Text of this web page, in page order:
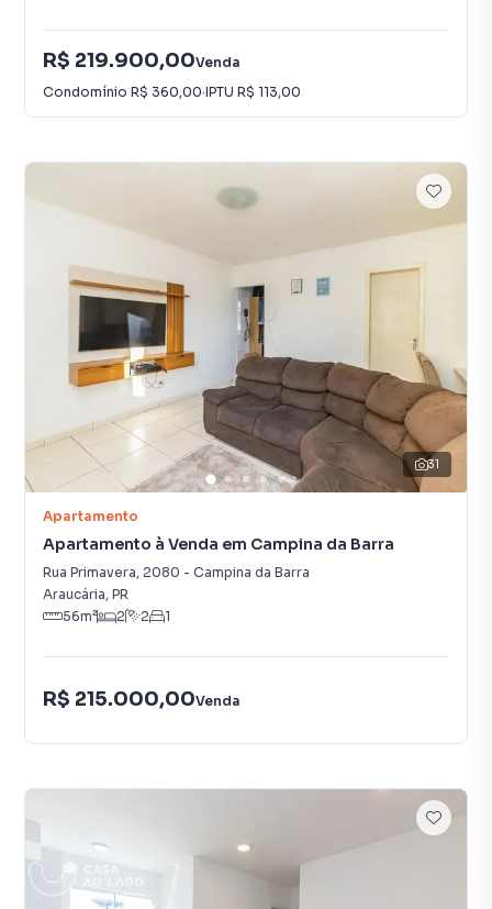
R$ 219.900,00Venda
Condomínio R$ 360,00·IPTU R$ 113,00
31
Apartamento
Apartamento à Venda em Campina da Barra
Rua Primavera, 2080 - Campina da Barra
Araucária, PR
56m² 2 2 1
R$ 215.000,00Venda